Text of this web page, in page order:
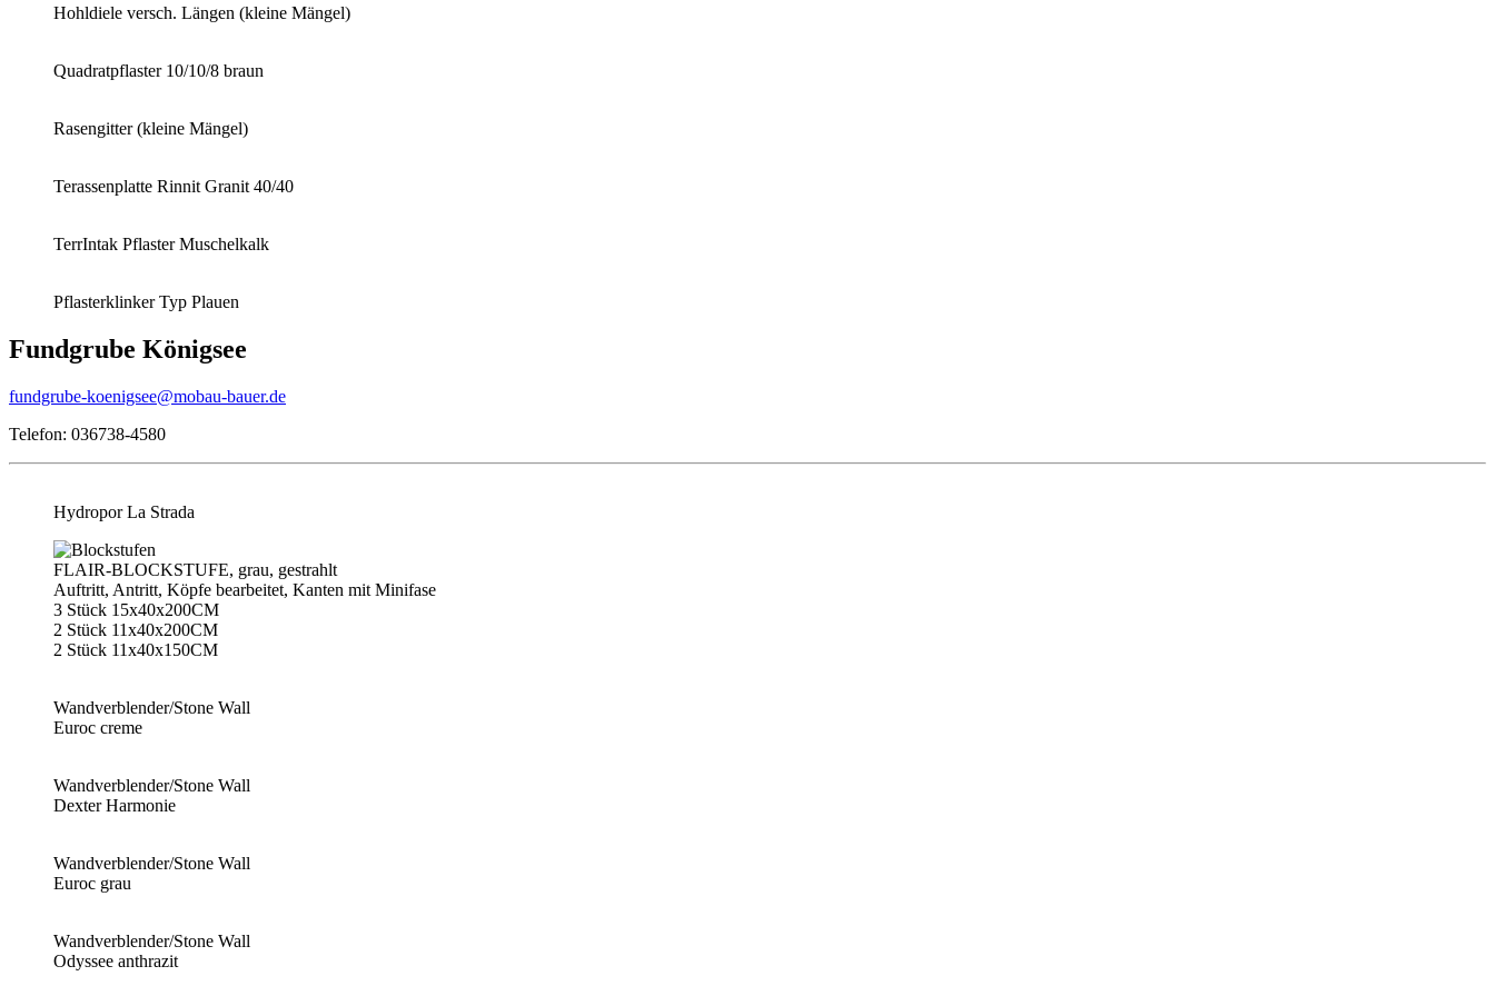
Hohldiele versch. Längen (kleine Mängel)
Quadratpflaster 10/10/8 braun
Rasengitter (kleine Mängel)
Terassenplatte Rinnit Granit 40/40
TerrIntak Pflaster Muschelkalk
Pflasterklinker Typ Plauen
Fundgrube Königsee
fundgrube-koenigsee@mobau-bauer.de
Telefon: 036738-4580
Hydropor La Strada
FLAIR-BLOCKSTUFE, grau, gestrahlt
Auftritt, Antritt, Köpfe bearbeitet, Kanten mit Minifase
3 Stück 15x40x200CM
2 Stück 11x40x200CM
2 Stück 11x40x150CM
Wandverblender/Stone Wall
Euroc creme
Wandverblender/Stone Wall
Dexter Harmonie
Wandverblender/Stone Wall
Euroc grau
Wandverblender/Stone Wall
Odyssee anthrazit